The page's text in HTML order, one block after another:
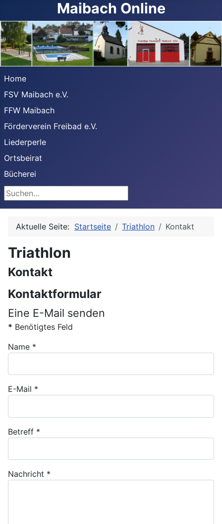
Maibach Online
Home
FSV Maibach e.V.
FFW Maibach
Förderverein Freibad e.V.
Liederperle
Ortsbeirat
Bücherei
Suchen
Aktuelle Seite: Startseite Triathlon Kontakt
Triathlon
Kontakt
Kontaktformular
Eine E-Mail senden
* Benötigtes Feld
Name *
E-Mail *
Betreff *
Nachricht *